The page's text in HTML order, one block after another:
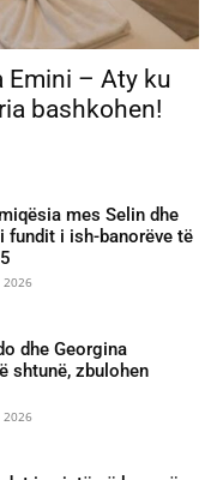
Emini – Aty ku
bashkohen!
mes Selin dhe
fundit i ish-banorëve të
2026
dhe Georgina
shtunë, zbulohen
2026